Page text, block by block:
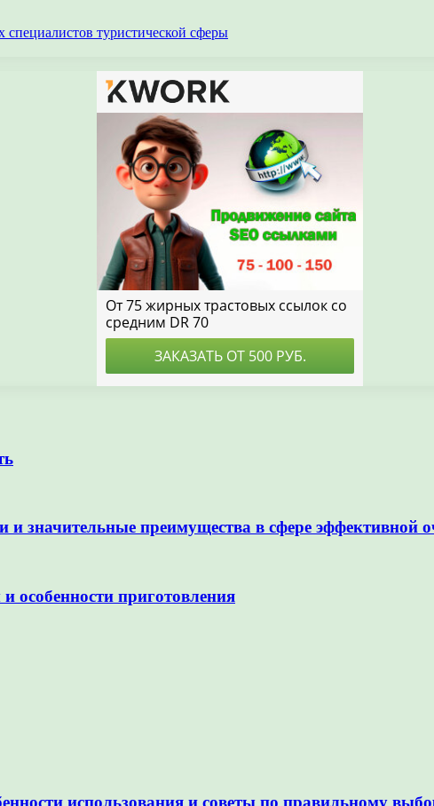
туристической сферы
значительные преимущества в сфере эффективной
особенности приготовления
использования и советы по правильному